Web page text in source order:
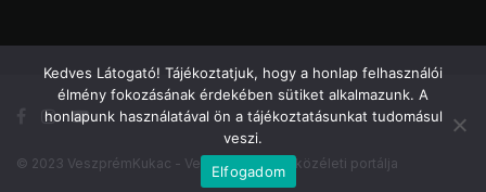
© 2023 VeszprémKukac - Veszprém online közéleti portálja
Kedves Látogató! Tájékoztatjuk, hogy a honlap felhasználói
élmény fokozásának érdekében sütiket alkalmazunk. A
honlapunk használatával ön a tájékoztatásunkat tudomásul
veszi.
Elfogadom